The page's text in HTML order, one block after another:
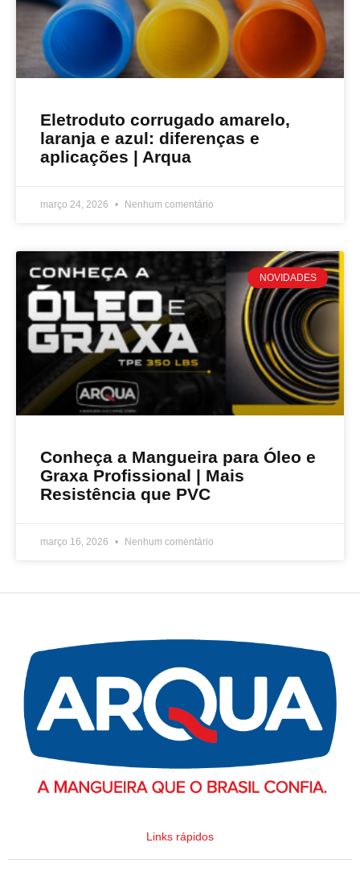
Eletroduto corrugado amarelo,
laranja e azul: diferenças e
aplicações | Arqua
março 24, 2026 Nenhum comentário
NOVIDADES
Conheça a Mangueira para Óleo e
Graxa Profissional | Mais
Resistência que PVC
março 16, 2026 Nenhum comentário
Links rápidos